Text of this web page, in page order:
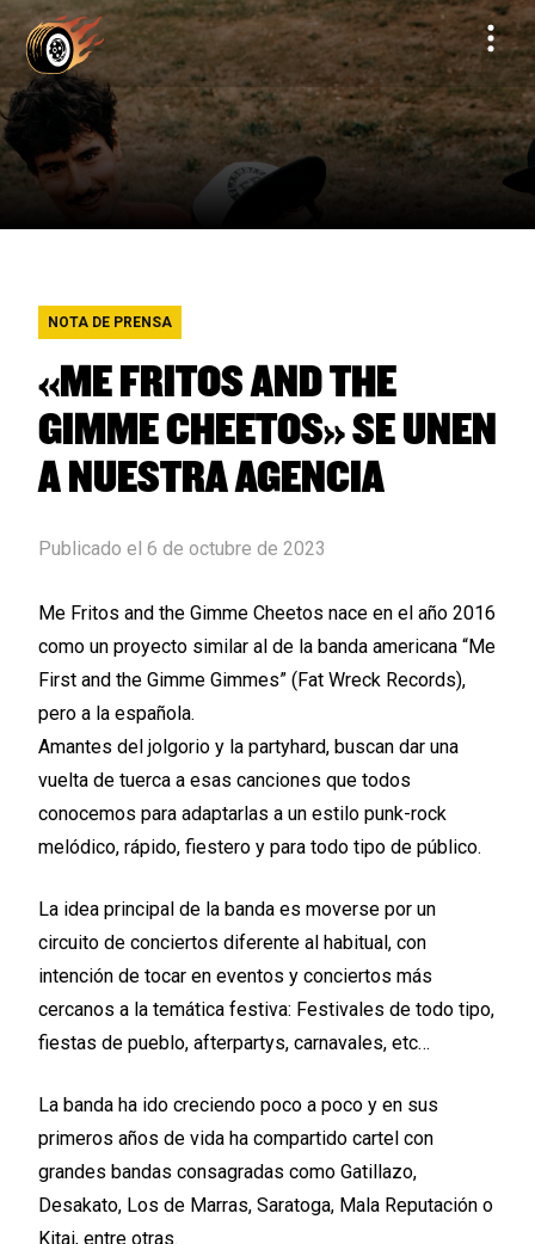
NOTA DE PRENSA
«ME FRITOS AND THE
GIMME CHEETOS» SE UNEN
A NUESTRA AGENCIA
Publicado el 6 de octubre de 2023
Me Fritos and the Gimme Cheetos nace en el año 2016
como un proyecto similar al de la banda americana “Me
First and the Gimme Gimmes” (Fat Wreck Records),
pero a la española.
Amantes del jolgorio y la partyhard, buscan dar una
vuelta de tuerca a esas canciones que todos
conocemos para adaptarlas a un estilo punk-rock
melódico, rápido, fiestero y para todo tipo de público.
La idea principal de la banda es moverse por un
circuito de conciertos diferente al habitual, con
intención de tocar en eventos y conciertos más
cercanos a la temática festiva: Festivales de todo tipo,
fiestas de pueblo, afterpartys, carnavales, etc…
La banda ha ido creciendo poco a poco y en sus
primeros años de vida ha compartido cartel con
grandes bandas consagradas como Gatillazo,
Desakato, Los de Marras, Saratoga, Mala Reputación o
Kitai, entre otras.